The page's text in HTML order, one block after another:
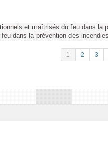
et maîtrisés du feu dans la
dans la prévention des
1 2 3